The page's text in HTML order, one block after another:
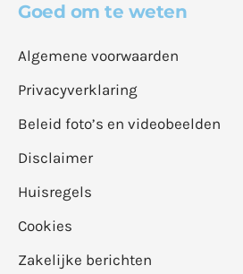
Goed om te weten
Algemene voorwaarden
Privacyverklaring
Beleid foto’s en videobeelden
Disclaimer
Huisregels
Cookies
Zakelijke berichten